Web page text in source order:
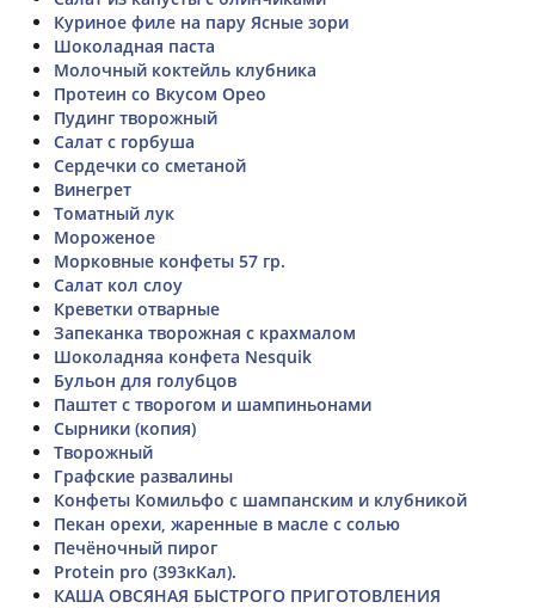
Куриное филе на пару Ясные зори
Шоколадная паста
Молочный коктейль клубника
Протеин со Вкусом Орео
Пудинг творожный
Салат с горбуша
Сердечки со сметаной
Винегрет
Томатный лук
Мороженое
Морковные конфеты 57 гр.
Салат кол слоу
Креветки отварные
Запеканка творожная с крахмалом
Шоколадняа конфета Nesquik
Бульон для голубцов
Паштет с творогом и шампиньонами
Сырники (копия)
Творожный
Графские развалины
Конфеты Комильфо с шампанским и клубникой
Пекан орехи, жаренные в масле с солью
Печёночный пирог
Protein pro (393кКал).
КАША ОВСЯНАЯ БЫСТРОГО ПРИГОТОВЛЕНИЯ